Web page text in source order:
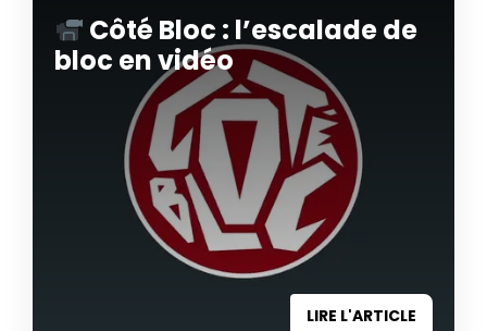
Côté Bloc : l’escalade de
bloc en vidéo
LIRE L'ARTICLE